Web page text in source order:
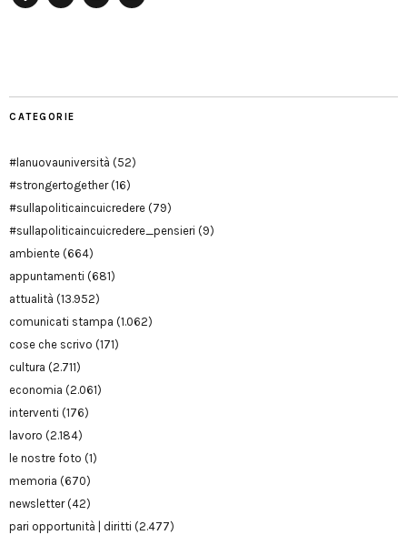
CATEGORIE
#lanuovauniversità (52)
#strongertogether(16)
#sullapoliticaincuicredere (79)
#sullapoliticaincuicredere_pensieri (9)
ambiente (664)
appuntamenti (681)
attualità (13.952)
comunicati stampa (1.062)
cose che scrivo (171)
cultura (2.711)
economia (2.061)
interventi (176)
lavoro (2.184)
le nostre foto (1)
memoria (670)
newsletter(42)
pari opportunità | diritti (2.477)